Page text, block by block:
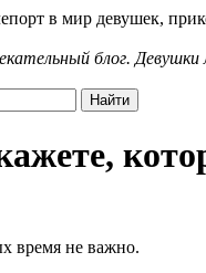
в мир девушек,
блог.
время не важно.